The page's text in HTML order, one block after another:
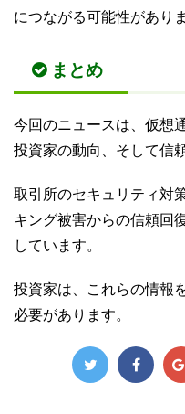
につながる可能性があり
まとめ
今回のニュースは、仮想
投資家の動向、そして信
取引所のセキュリティ対
キング被害からの信頼回
しています。
投資家は、これらの情報
必要があります。